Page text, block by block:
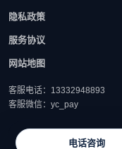
隐私政策
服务协议
网站地图
客服电话：13332948893
客服微信：yc_pay
电话咨询